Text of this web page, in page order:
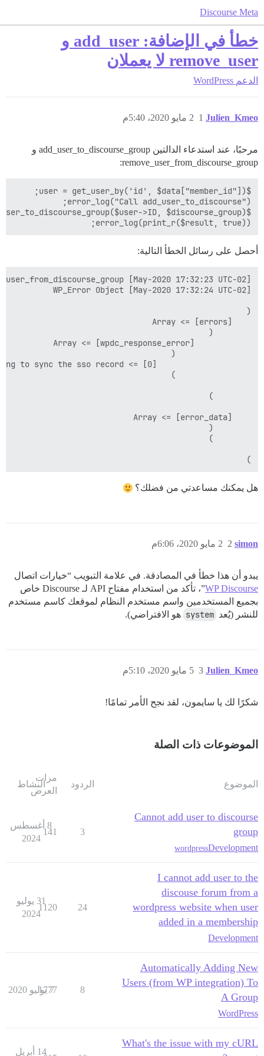
Discourse Meta
خطأ في الإضافة: add_user و
remove_user لا يعملان
الدعم WordPress
Julien_Kmeo 2 مايو 2020، 5:40م 1
مرحبًا، عند استدعاء الدالتين add_user_to_discourse_group و
remove_user_from_discourse_group:
error_log(print_r($result, true));
أحصل على رسائل الخطأ التالية:
)
هل يمكنك مساعدتي من فضلك؟
simon 2 مايو 2020، 6:06م 2
يبدو أن هذا خطأ في المصادقة. في علامة التبويب “خيارات اتصال
WP Discourse
”، تأكد من استخدام مفتاح API لـ Discourse خاص
بجميع المستخدمين واسم مستخدم النظام لموقعك كاسم مستخدم
للنشر (يُعد system هو الافتراضي).
Julien_Kmeo 5 مايو 2020، 5:10م 3
شكرًا لك يا سايمون، لقد نجح الأمر تمامًا!
الموضوعات ذات الصلة
الموضوع الردود
مرات
العرض
النشاط
Cannot add user to discourse
group
Development
wordpress
3
141
8 أغسطس
2024
I cannot add user to the
discouse forum from a
wordpress website when user
added in a membership
Development
24
1120
31 يوليو
2024
Automatically Adding New
Users (from WP integration) To
A Group
WordPress
8
1777
7 يوليو 2020
What's the issue with my cURL
14 أبريل